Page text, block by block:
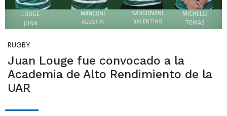
RUGBY
Juan Louge fue convocado a la
Academia de Alto Rendimiento de la
UAR